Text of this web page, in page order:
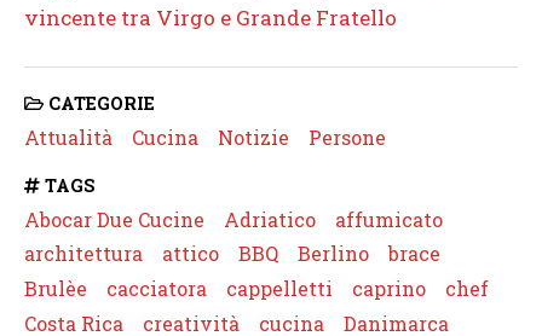
vincente tra Virgo e Grande Fratello
CATEGORIE
Attualità Cucina Notizie Persone
TAGS
Abocar Due Cucine Adriatico
affumicato
architettura
attico BBQ Berlino
brace
Brulèe
cacciatora cappelletti caprino
chef
Costa Rica
creatività cucina
Danimarca